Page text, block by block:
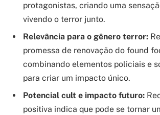
protagonistas, criando uma
vivendo o terror junto.
Relevância para o gênero terror:
promessa de renovação do found
combinando elementos policiais e
para criar um impacto único.
Potencial cult e impacto futuro:
positiva indica que pode se tornar